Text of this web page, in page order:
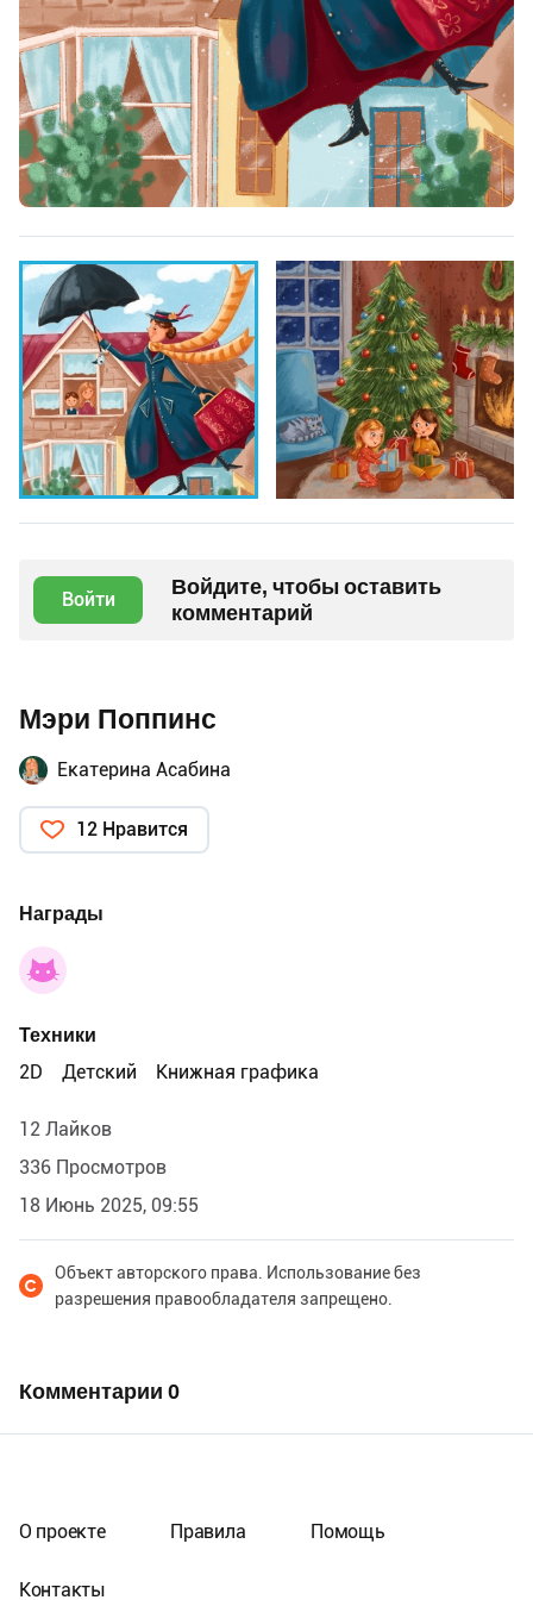
Войти
Войдите, чтобы оставить
комментарий
Мэри Поппинс
Екатерина Асабина
12 Нравится
Награды
Техники
2D
Детский Книжная графика
12 Лайков
336 Просмотров
18 Июнь 2025, 09:55
Объект авторского права. Использование без
разрешения правообладателя запрещено.
Комментарии 0
О проекте Правила Помощь
Контакты